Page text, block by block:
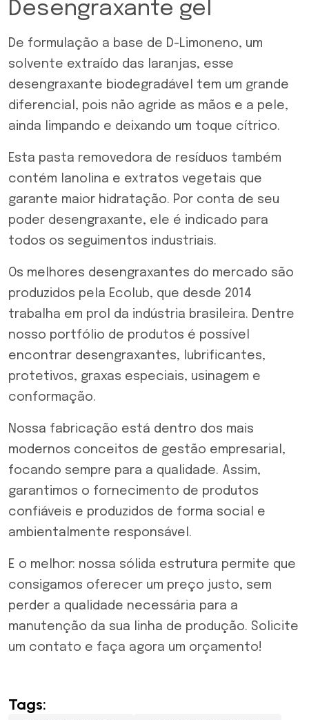
Desengraxante gel
De formulação a base de D-Limoneno, um
solvente extraído das laranjas, esse
desengraxante biodegradável tem um grande
diferencial, pois não agride as mãos e a pele,
ainda limpando e deixando um toque cítrico.
Esta pasta removedora de resíduos também
contém lanolina e extratos vegetais que
garante maior hidratação. Por conta de seu
poder desengraxante, ele é indicado para
todos os seguimentos industriais.
Os melhores desengraxantes do mercado são
produzidos pela Ecolub, que desde 2014
trabalha em prol da indústria brasileira. Dentre
nosso portfólio de produtos é possível
encontrar desengraxantes,
lubrificantes,
protetivos, graxas especiais, usinagem e
conformação.
Nossa fabricação está dentro dos mais
modernos conceitos de gestão empresarial,
focando sempre para a qualidade. Assim,
garantimos o fornecimento de produtos
confiáveis e produzidos de forma social e
ambientalmente responsável.
E o melhor: nossa sólida estrutura permite que
consigamos oferecer um preço justo, sem
perder a qualidade necessária para a
manutenção da sua linha de produção. Solicite
um contato e faça agora um orçamento!
Tags: